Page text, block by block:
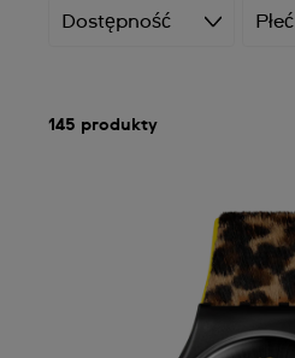
Dostępność Płeć
145 produkty